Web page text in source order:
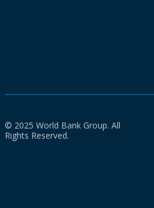
© 2025 World Bank Group. All
Rights Reserved.